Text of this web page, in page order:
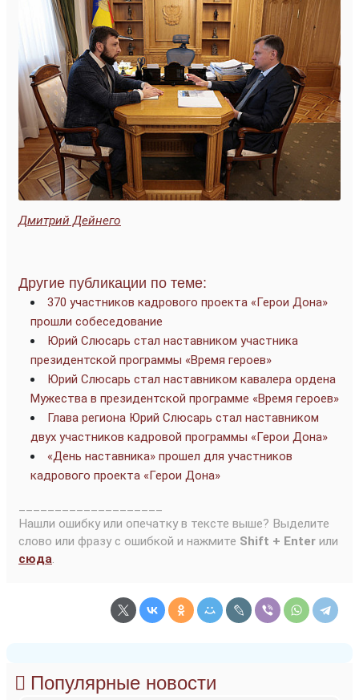
Дмитрий Дейнего
Другие публикации по теме:
370 участников кадрового проекта «Герои Дона»
прошли собеседование
Юрий Слюсарь стал наставником участника
президентской программы «Время героев»
Юрий Слюсарь стал наставником кавалера ордена
Мужества в президентской программе «Время героев»
Глава региона Юрий Слюсарь стал наставником
двух участников кадровой программы «Герои Дона»
«День наставника» прошел для участников
кадрового проекта «Герои Дона»
Нашли ошибку или опечатку в тексте выше? Выделите
слово или фразу с ошибкой и нажмите Shift + Enter или
сюда.
Популярные новости